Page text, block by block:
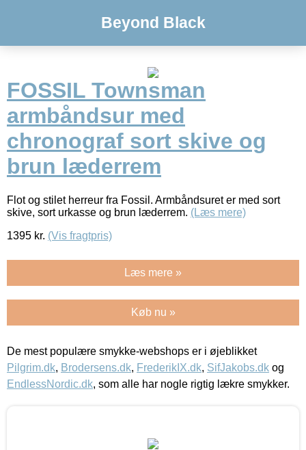
Beyond Black
FOSSIL Townsman
armbåndsur med
chronograf sort skive og
brun læderrem
Flot og stilet herreur fra Fossil. Armbåndsuret er med sort
skive, sort urkasse og brun læderrem. (Læs mere)
1395 kr. (Vis fragtpris)
Læs mere »
Køb nu »
De mest populære smykke-webshops er i øjeblikket
Pilgrim.dk, Brodersens.dk, FrederikIX.dk, SifJakobs.dk og
EndlessNordic.dk, som alle har nogle rigtig lækre smykker.